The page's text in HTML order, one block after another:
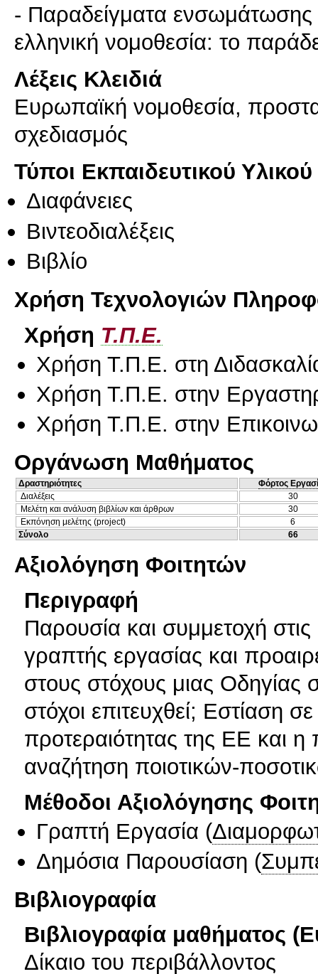
- Παραδείγματα
Λέξεις Κλειδιά
Ευρωπαϊκή νομοθεσία,
σχεδιασμός
Τύποι Εκπαιδευτικού Υλικού
Διαφάνειες
Βιντεοδιαλέξεις
Βιβλίο
Χρήση Τεχνολογιών
Χρήση Τ.Π.Ε.
Χρήση Τ.Π.Ε. στη
Χρήση Τ.Π.Ε. στην
Χρήση Τ.Π.Ε. στην
Οργάνωση Μαθήματος
Δραστηριότητες
Φόρτος
Διαλέξεις
30
Μελέτη και ανάλυση βιβλίων και άρθρων
30
Εκπόνηση μελέτης (project)
6
Σύνολο
66
Αξιολόγηση Φοιτητών
Περιγραφή
Παρουσία και συμμετοχή
γραπτής εργασίας και
στους στόχους μιας Οδηγίας
στόχοι επιτευχθεί; Εστίαση
προτεραιότητας της ΕΕ και
αναζήτηση ποιοτικών-
Μέθοδοι Αξιολόγησης
Γραπτή Εργασία (
Δημόσια Παρουσίαση (
Βιβλιογραφία
Βιβλιογραφία μαθήματος
Δίκαιο του περιβάλλοντος